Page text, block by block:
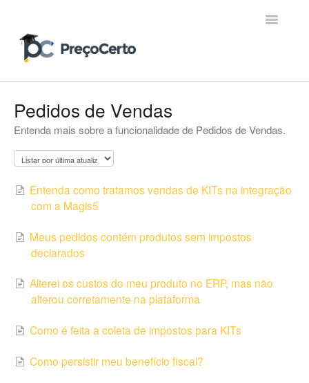
Toggle
Pedidos de Vendas
Entenda mais sobre a funcionalidade de Pedidos de Vendas.
Entenda como tratamos vendas de KITs na integração
com a Magis5
Meus pedidos contém produtos sem impostos
declarados
Alterei os custos do meu produto no ERP, mas não
alterou corretamente na plataforma
Como é feita a coleta de impostos para KITs
Como persistir meu benefício fiscal?